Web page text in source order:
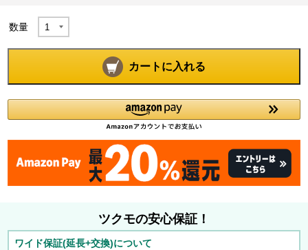
数量
カートに入れる
ツクモの安心保証！
ワイド保証(延長+交換)について